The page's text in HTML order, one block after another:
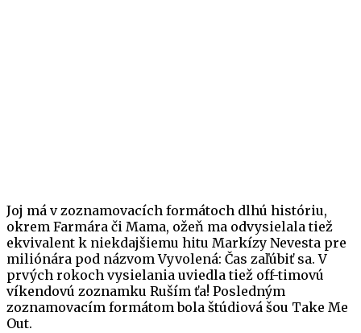
Joj má v zoznamovacích formátoch dlhú históriu,
okrem Farmára či Mama, ožeň ma odvysielala tiež
ekvivalent k niekdajšiemu hitu Markízy Nevesta pre
miliónára pod názvom Vyvolená: Čas zaľúbiť sa. V
prvých rokoch vysielania uviedla tiež off-timovú
víkendovú zoznamku Ruším ťa! Posledným
zoznamovacím formátom bola štúdiová šou Take Me
Out.